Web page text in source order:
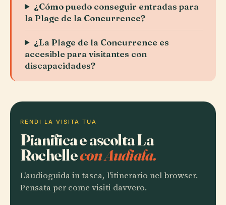
¿Cómo puedo conseguir entradas para
la Plage de la Concurrence?
¿La Plage de la Concurrence es
accesible para visitantes con
discapacidades?
RENDI LA VISITA TUA
Pianifica e ascolta La
Rochellecon Audiala.
L'audioguida in tasca, l'itinerario nel browser.
Pensata per come visiti davvero.